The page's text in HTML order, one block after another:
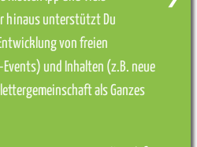
hinaus unterstützt Du
von freien
und Inhalten (z.B. neue
als Ganzes